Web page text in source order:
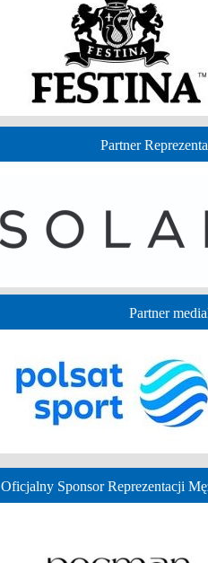
Partner
Partner
Oficjalny Sponsor Reprezentacji